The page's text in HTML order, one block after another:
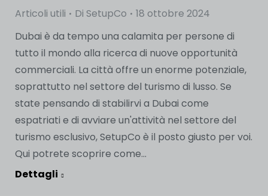
Articoli utili Di SetupCo
18 ottobre 2024
Dubai è da tempo una calamita per persone di
tutto il mondo alla ricerca di nuove opportunità
commerciali. La città offre un enorme potenziale,
soprattutto nel settore del turismo di lusso. Se
state pensando di stabilirvi a Dubai come
espatriati e di avviare un'attività nel settore del
turismo esclusivo, SetupCo è il posto giusto per voi.
Qui potrete scoprire come...
Dettagli